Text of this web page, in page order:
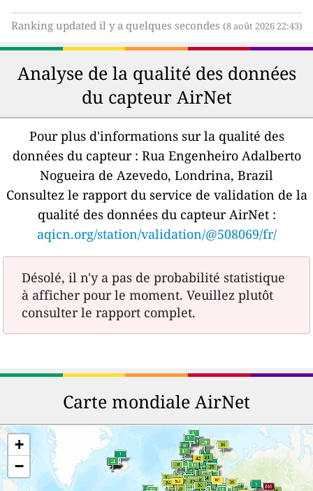
Ranking updated il y a quelques secondes (8 août 2026 22:43)
Analyse de la qualité des données
du capteur AirNet
Pour plus d'informations sur la qualité des
données du capteur : Rua Engenheiro Adalberto
Nogueira de Azevedo, Londrina, Brazil
Consultez le rapport du service de validation de la
qualité des données du capteur AirNet :
aqicn.org/station/validation/@508069/fr/
Désolé, il n'y a pas de probabilité statistique
à afficher pour le moment. Veuillez plutôt
consulter le rapport complet.
Carte mondiale AirNet
+
−